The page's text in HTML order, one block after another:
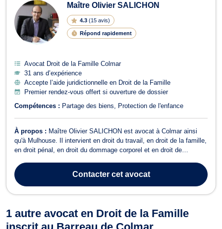
Maître Olivier SALICHON
4.3 (15 avis)
Répond rapidement
Avocat Droit de la Famille Colmar
31 ans d’expérience
Accepte l’aide juridictionnelle en Droit de la Famille
Premier rendez-vous offert si ouverture de dossier
Compétences : Partage des biens Protection de l'enfance
À propos : Maître Olivier SALICHON est avocat à Colmar ainsi
qu'à Mulhouse. Il intervient en droit du travail, en droit de la famille,
en droit pénal, en droit du dommage corporel et en droit de
des contrats de travail et à l'occasion des procédures de rupture
des ...
Contactercet avocat
1 autre avocat en Droit de la Famille